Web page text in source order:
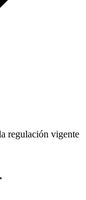
regulación vigente